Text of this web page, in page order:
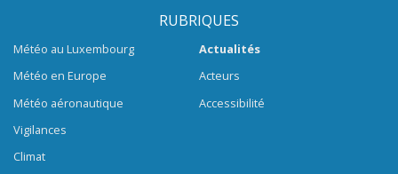
RUBRIQUES
Météo au Luxembourg
Météo en Europe
Météo aéronautique
Vigilances
Climat
Actualités
Acteurs
Accessibilité